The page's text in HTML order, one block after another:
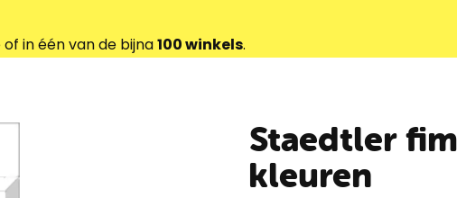
in één van de bijna100 winkels.
Staedtler
kleuren